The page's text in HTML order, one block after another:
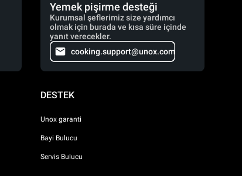
Yemek pişirme desteği
Kurumsal şeflerimiz size yardımcı
olmak için burada ve kısa süre içinde
yanıt verecekler.
cooking.support@unox.com
DESTEK
Unox garanti
Bayi Bulucu
Servis Bulucu